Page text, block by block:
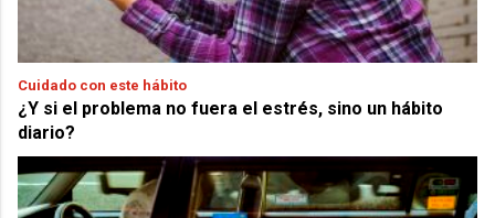
Cuidado con este hábito
¿Y si el problema no fuera el estrés, sino un hábito
diario?